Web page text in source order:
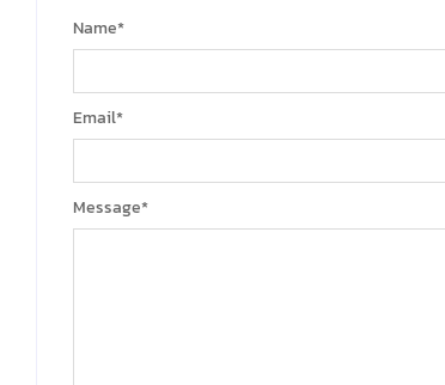
Message*
Name*
Email*